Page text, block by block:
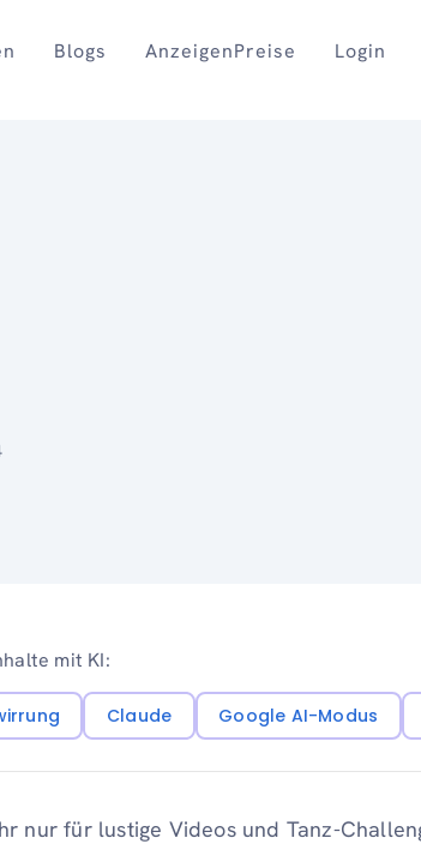
Blogs AnzeigenPreise Login
mit KI:
Claude Google AI-Modus
nur für lustige Videos und Tanz-